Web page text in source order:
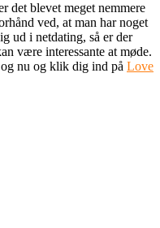
det blevet meget nemmere
ved, at man har noget
ud i netdating, så er der
være interessante at møde.
og nu og klik dig ind på Love